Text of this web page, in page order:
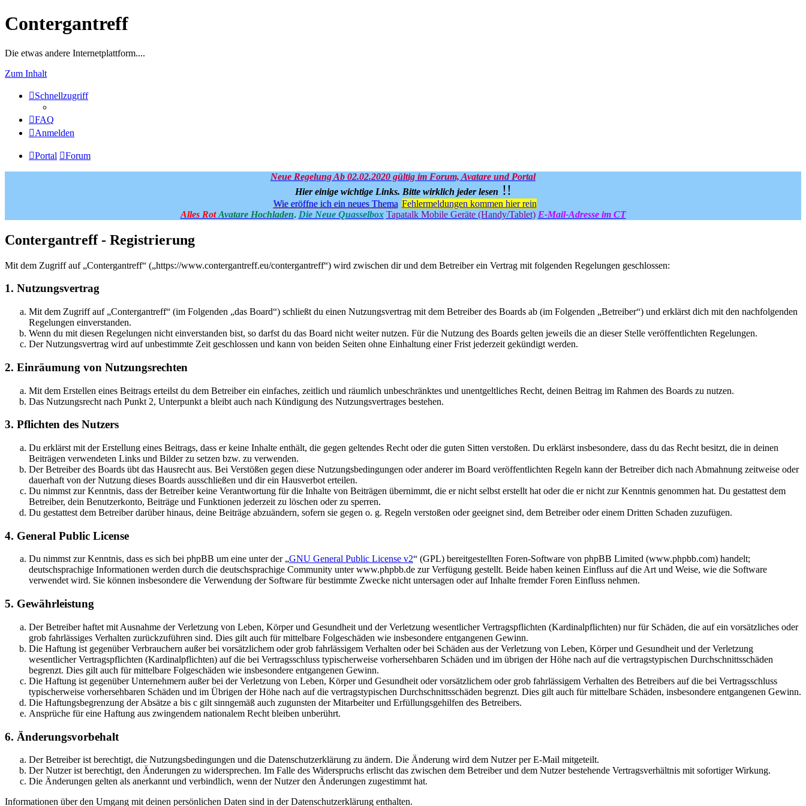
Contergantreff
Die etwas andere Internetplattform....
Zum Inhalt
Schnellzugriff
FAQ
Anmelden
Portal Forum
Neue Regelung Ab 02.02.2020 gültig im Forum, Avatare und Portal
Hier einige wichtige Links. Bitte wirklich jeder lesen !!
Wie eröffne ich ein neues Thema Fehlermeldungen kommen hier rein
Alles Rot Avatare Hochladen. Die Neue Quasselbox Tapatalk Mobile Geräte (Handy/Tablet) E-Mail-Adresse im CT
Contergantreff - Registrierung
Mit dem Zugriff auf „Contergantreff“ („https://www.contergantreff.eu/contergantreff“) wird zwischen dir und dem Betreiber ein Vertrag mit folgenden Regelungen geschlossen:
1. Nutzungsvertrag
Mit dem Zugriff auf „Contergantreff“ (im Folgenden „das Board“) schließt du einen Nutzungsvertrag mit dem Betreiber des Boards ab (im Folgenden „Betreiber“) und erklärst dich mit den nachfolgenden
Regelungen einverstanden.
Wenn du mit diesen Regelungen nicht einverstanden bist, so darfst du das Board nicht weiter nutzen. Für die Nutzung des Boards gelten jeweils die an dieser Stelle veröffentlichten Regelungen.
Der Nutzungsvertrag wird auf unbestimmte Zeit geschlossen und kann von beiden Seiten ohne Einhaltung einer Frist jederzeit gekündigt werden.
2. Einräumung von Nutzungsrechten
Mit dem Erstellen eines Beitrags erteilst du dem Betreiber ein einfaches, zeitlich und räumlich unbeschränktes und unentgeltliches Recht, deinen Beitrag im Rahmen des Boards zu nutzen.
Das Nutzungsrecht nach Punkt 2, Unterpunkt a bleibt auch nach Kündigung des Nutzungsvertrages bestehen.
3. Pflichten des Nutzers
Du erklärst mit der Erstellung eines Beitrags, dass er keine Inhalte enthält, die gegen geltendes Recht oder die guten Sitten verstoßen. Du erklärst insbesondere, dass du das Recht besitzt, die in deinen
Beiträgen verwendeten Links und Bilder zu setzen bzw. zu verwenden.
Der Betreiber des Boards übt das Hausrecht aus. Bei Verstößen gegen diese Nutzungsbedingungen oder anderer im Board veröffentlichten Regeln kann der Betreiber dich nach Abmahnung zeitweise oder
dauerhaft von der Nutzung dieses Boards ausschließen und dir ein Hausverbot erteilen.
Du nimmst zur Kenntnis, dass der Betreiber keine Verantwortung für die Inhalte von Beiträgen übernimmt, die er nicht selbst erstellt hat oder die er nicht zur Kenntnis genommen hat. Du gestattest dem
Betreiber, dein Benutzerkonto, Beiträge und Funktionen jederzeit zu löschen oder zu sperren.
Du gestattest dem Betreiber darüber hinaus, deine Beiträge abzuändern, sofern sie gegen o. g. Regeln verstoßen oder geeignet sind, dem Betreiber oder einem Dritten Schaden zuzufügen.
4. General Public License
Du nimmst zur Kenntnis, dass es sich bei phpBB um eine unter der „GNU General Public License v2“ (GPL) bereitgestellten Foren-Software von phpBB Limited (www.phpbb.com) handelt;
deutschsprachige Informationen werden durch die deutschsprachige Community unter www.phpbb.de zur Verfügung gestellt. Beide haben keinen Einfluss auf die Art und Weise, wie die Software
verwendet wird. Sie können insbesondere die Verwendung der Software für bestimmte Zwecke nicht untersagen oder auf Inhalte fremder Foren Einfluss nehmen.
5. Gewährleistung
Der Betreiber haftet mit Ausnahme der Verletzung von Leben, Körper und Gesundheit und der Verletzung wesentlicher Vertragspflichten (Kardinalpflichten) nur für Schäden, die auf ein vorsätzliches oder
grob fahrlässiges Verhalten zurückzuführen sind. Dies gilt auch für mittelbare Folgeschäden wie insbesondere entgangenen Gewinn.
Die Haftung ist gegenüber Verbrauchern außer bei vorsätzlichem oder grob fahrlässigem Verhalten oder bei Schäden aus der Verletzung von Leben, Körper und Gesundheit und der Verletzung
wesentlicher Vertragspflichten (Kardinalpflichten) auf die bei Vertragsschluss typischerweise vorhersehbaren Schäden und im übrigen der Höhe nach auf die vertragstypischen Durchschnittsschäden
begrenzt. Dies gilt auch für mittelbare Folgeschäden wie insbesondere entgangenen Gewinn.
Die Haftung ist gegenüber Unternehmern außer bei der Verletzung von Leben, Körper und Gesundheit oder vorsätzlichem oder grob fahrlässigem Verhalten des Betreibers auf die bei Vertragsschluss
typischerweise vorhersehbaren Schäden und im Übrigen der Höhe nach auf die vertragstypischen Durchschnittsschäden begrenzt. Dies gilt auch für mittelbare Schäden, insbesondere entgangenen Gewinn.
Die Haftungsbegrenzung der Absätze a bis c gilt sinngemäß auch zugunsten der Mitarbeiter und Erfüllungsgehilfen des Betreibers.
Ansprüche für eine Haftung aus zwingendem nationalem Recht bleiben unberührt.
6. Änderungsvorbehalt
Der Betreiber ist berechtigt, die Nutzungsbedingungen und die Datenschutzerklärung zu ändern. Die Änderung wird dem Nutzer per E-Mail mitgeteilt.
Der Nutzer ist berechtigt, den Änderungen zu widersprechen. Im Falle des Widerspruchs erlischt das zwischen dem Betreiber und dem Nutzer bestehende Vertragsverhältnis mit sofortiger Wirkung.
Die Änderungen gelten als anerkannt und verbindlich, wenn der Nutzer den Änderungen zugestimmt hat.
Informationen über den Umgang mit deinen persönlichen Daten sind in der Datenschutzerklärung enthalten.